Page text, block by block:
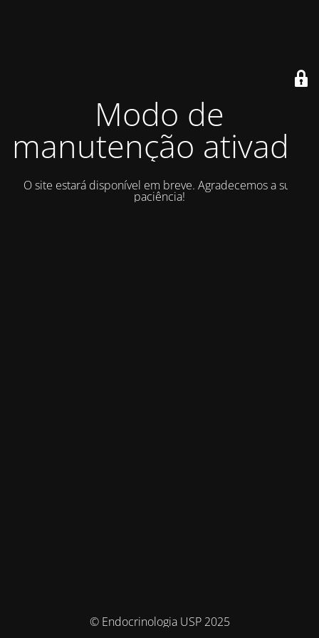
Modo de
manutenção ativado
O site estará disponível em breve. Agradecemos a sua
paciência!
© Endocrinologia USP 2025